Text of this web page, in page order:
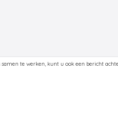
te werken, kunt u ook een bericht